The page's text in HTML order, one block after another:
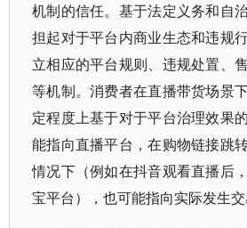
机制的信任。基于法定义务和自
担起对于平台内商业生态和违规
立相应的平台规则、违规处置、
等机制。消费者在直播带货场景
定程度上基于对于平台治理效果
能指向直播平台，在购物链接跳
情况下（例如在抖音观看直播后
宝平台），也可能指向实际发生交